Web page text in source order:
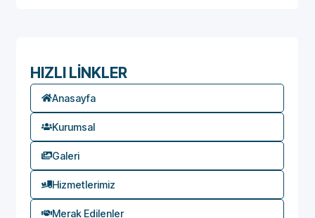
HIZLI LİNKLER
Anasayfa
Kurumsal
Galeri
Hizmetlerimiz
Merak Edilenler